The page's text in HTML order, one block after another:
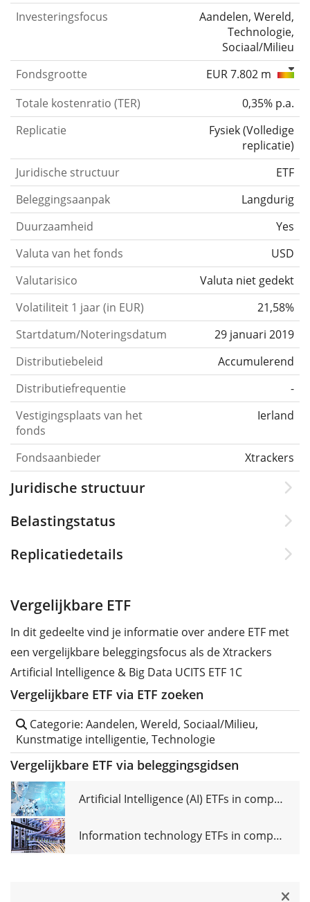
Investeringsfocus
Aandelen, Wereld,
Technologie,
Sociaal/Milieu
Fondsgrootte
EUR 7.802 m
Totale kostenratio (TER)
0,35% p.a.
Replicatie
Fysiek(Volledige
replicatie)
Juridische structuur
ETF
Beleggingsaanpak
Langdurig
Duurzaamheid
Yes
Valuta van het fonds
USD
Valutarisico
Valuta niet gedekt
Volatiliteit 1 jaar (in EUR)
21,58%
Startdatum/Noteringsdatum
29 januari 2019
Distributiebeleid
Accumulerend
Distributiefrequentie
-
Vestigingsplaats van het
fonds
Ierland
Fondsaanbieder Xtrackers
Juridische structuur
Belastingstatus
Replicatiedetails
Vergelijkbare ETF
In dit gedeelte vind je informatie over andere ETF met
een vergelijkbare beleggingsfocus als de Xtrackers
Artificial Intelligence & Big Data UCITS ETF 1C
Vergelijkbare ETF via ETF zoeken
Categorie: Aandelen, Wereld, Sociaal/Milieu,
Kunstmatige intelligentie, Technologie
Vergelijkbare ETF via beleggingsgidsen
Artificial Intelligence (AI) ETFs in comparison
Information technology ETFs in comparison